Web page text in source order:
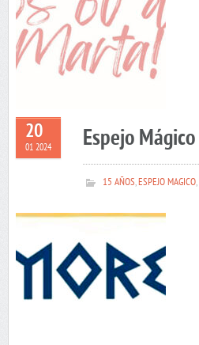
20
01 2024 Espejo
15 AÑOS,ESPEJO MAGICO,